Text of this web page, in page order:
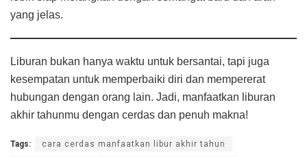
yang jelas.
Liburan bukan hanya waktu untuk bersantai, tapi juga
kesempatan untuk memperbaiki diri dan mempererat
hubungan dengan orang lain. Jadi, manfaatkan liburan
akhir tahunmu dengan cerdas dan penuh makna!
Tags: cara cerdas manfaatkan libur akhir tahun